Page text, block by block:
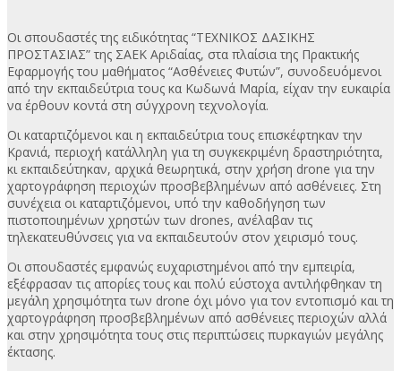
Οι σπουδαστές της ειδικότητας “ΤΕΧΝΙΚΟΣ ΔΑΣΙΚΗΣ
ΠΡΟΣΤΑΣΙΑΣ” της ΣΑΕΚ Αριδαίας, στα πλαίσια της Πρακτικής
Εφαρμογής του μαθήματος “Ασθένειες Φυτών”, συνοδευόμενοι
από την εκπαιδεύτρια τους κα Κωδωνά Μαρία, είχαν την ευκαιρία
να έρθουν κοντά στη σύγχρονη τεχνολογία.
Οι καταρτιζόμενοι και η εκπαιδεύτρια τους επισκέφτηκαν την
Κρανιά, περιοχή κατάλληλη για τη συγκεκριμένη δραστηριότητα,
κι εκπαιδεύτηκαν, αρχικά θεωρητικά, στην χρήση drone για την
χαρτογράφηση περιοχών προσβεβλημένων από ασθένειες. Στη
συνέχεια οι καταρτιζόμενοι, υπό την καθοδήγηση των
πιστοποιημένων χρηστών των drones, ανέλαβαν τις
τηλεκατευθύνσεις για να εκπαιδευτούν στον χειρισμό τους.
Οι σπουδαστές εμφανώς ευχαριστημένοι από την εμπειρία,
εξέφρασαν τις απορίες τους και πολύ εύστοχα αντιλήφθηκαν τη
μεγάλη χρησιμότητα των drone όχι μόνο για τον εντοπισμό και τη
χαρτογράφηση προσβεβλημένων από ασθένειες περιοχών αλλά
και στην χρησιμότητα τους στις περιπτώσεις πυρκαγιών μεγάλης
έκτασης.